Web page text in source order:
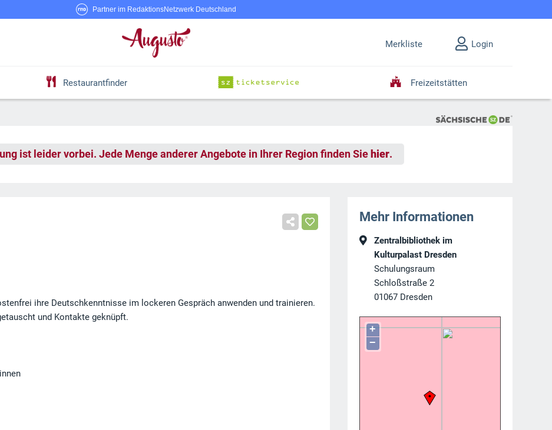
Partner im RedaktionsNetzwerk Deutschland
Merkliste Login
Restaurantfinder Freizeitstätten
ist leider vorbei. Jede Menge anderer Angebote in Ihrer Region finden Sie hier.
ihre Deutschkenntnisse im lockeren Gespräch anwenden und trainieren.
und Kontakte geknüpft.
Mehr Informationen
Zentralbibliothek im
Kulturpalast Dresden
Schulungsraum
Schloßstraße 2
01067 Dresden
+
−